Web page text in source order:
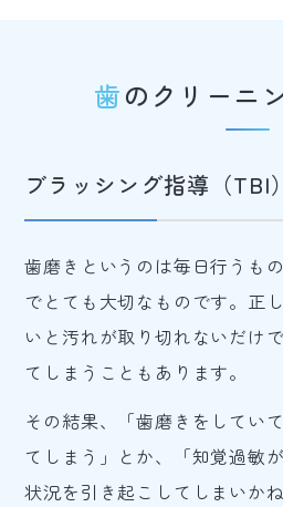
歯のクリー
ブラッシング指導（TBI）
歯磨きというのは毎日行うも
でとても大切なものです。正
いと汚れが取り切れないだけ
てしまうこともあります。
その結果、「歯磨きをしてい
てしまう」とか、「知覚過敏
状況を引き起こしてしまいかね